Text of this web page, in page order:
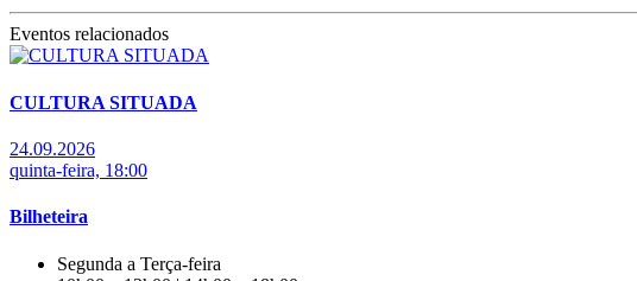
Eventos relacionados
CULTURA SITUADA
24.09.2026
quinta-feira, 18:00
Bilheteira
Segunda a Terça-feira